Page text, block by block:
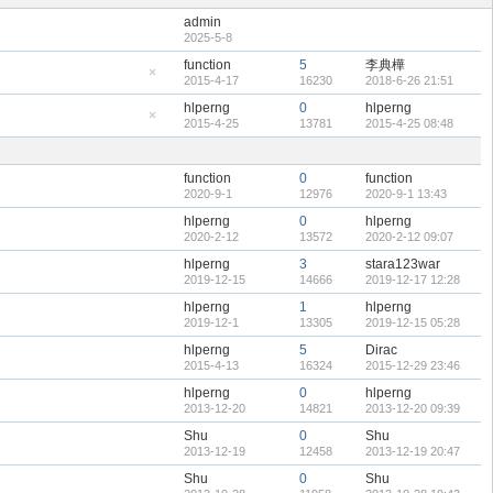
admin
2025-5-8
藏
置
帖
function
2015-4-17
5
16230
李典樺
2018-6-26 21:51
藏
頂
hlperng
2015-4-25
0
13781
hlperng
2015-4-25 08:48
function
2020-9-1
0
12976
function
2020-9-1 13:43
hlperng
2020-2-12
0
13572
hlperng
2020-2-12 09:07
hlperng
2019-12-15
3
14666
stara123war
2019-12-17 12:28
hlperng
2019-12-1
1
13305
hlperng
2019-12-15 05:28
hlperng
2015-4-13
5
16324
Dirac
2015-12-29 23:46
hlperng
2013-12-20
0
14821
hlperng
2013-12-20 09:39
Shu
2013-12-19
0
12458
Shu
2013-12-19 20:47
Shu 0 Shu